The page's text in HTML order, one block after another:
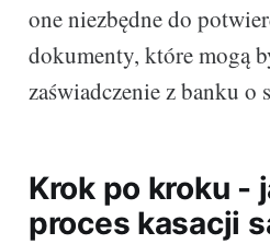
one niezbędne do
dokumenty, które mogą
zaświadczenie z banku o
Krok po kroku -
proces kasacji